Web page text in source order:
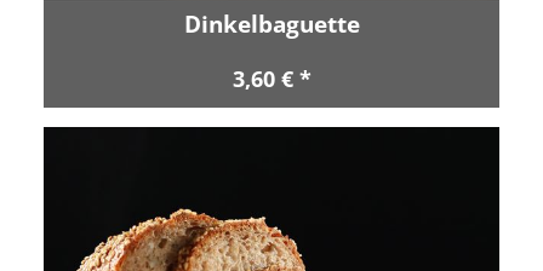
Dinkelbaguette
3,60 € *